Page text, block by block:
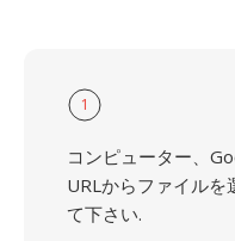
1
コンピューター、
URLからファイルを
て下さい.